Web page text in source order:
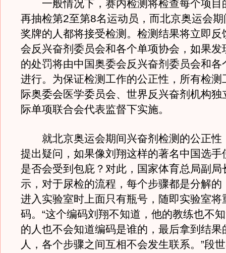
一般情况下，赛内检测将检查每个项目
再抽检第2至第8名运动员，而北京奥运会
奖牌的人都将接受检测。检测结果将立即反
会反兴奋剂委员会和各个单项协会，如果发
的处罚将由中国奥委会反兴奋剂委员会和各
进行。为保证检测工作的公正性，所有检测
际奥委会医学委员会、世界反兴奋剂机构独
际单项联合会代表监督下实施。
就北京奥运会期间兴奋剂检测的公正性
提出疑问，如果像刘翔这样的著名中国选手
是否会受到包庇？对此，国家体育总局副局
示，对于尿检的流程，每个步骤都是分解的
进入实验室时上面只有瓶号，随即实验室将
码。“这个编码刘翔不知道，他的教练也不
的人也不会知道编码是谁的，最后拿到结果
人，各个步骤之间互相不会发生联系。”段